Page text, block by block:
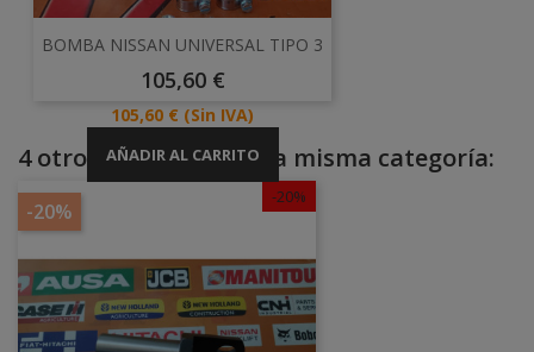
BOMBA NISSAN UNIVERSAL TIPO 3
Precio
105,60 €
Precio
105,60 € (Sin IVA)
AÑADIR AL CARRITO
4 otros productos en la misma categoría:
-20%
-20%